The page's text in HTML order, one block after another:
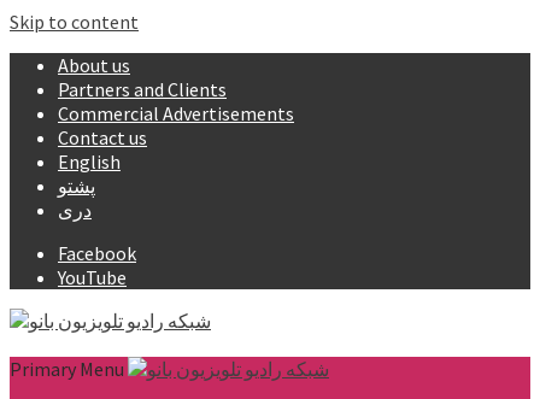
Skip to content
About us
Partners and Clients
Commercial Advertisements
Contact us
English
پشتو
دری
Facebook
YouTube
Primary Menu